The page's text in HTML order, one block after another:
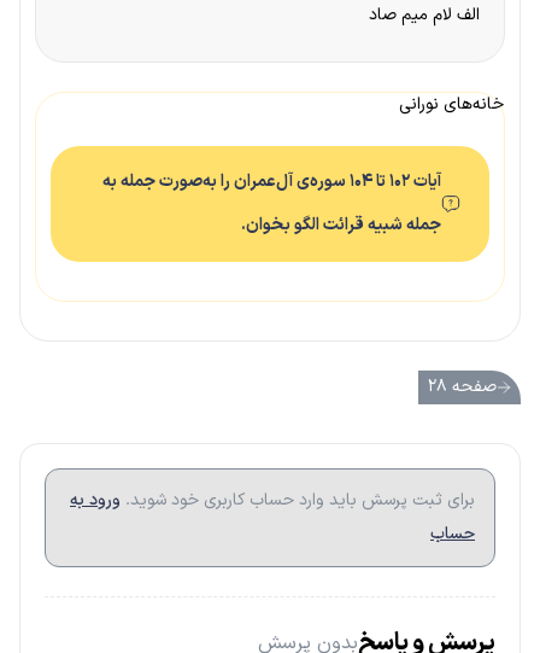
الف لام میم صاد
خانه‌های نورانی
آیات ۱۰۲ تا ۱۰۴ سوره‌ی آل‌عمران را به‌صورت جمله به
جمله شبیه قرائت الگو بخوان.
صفحه ۲۸
برای ثبت پرسش باید وارد حساب کاربری خود شوید. ورود به
حساب
پرسش و پاسخبدون پرسش